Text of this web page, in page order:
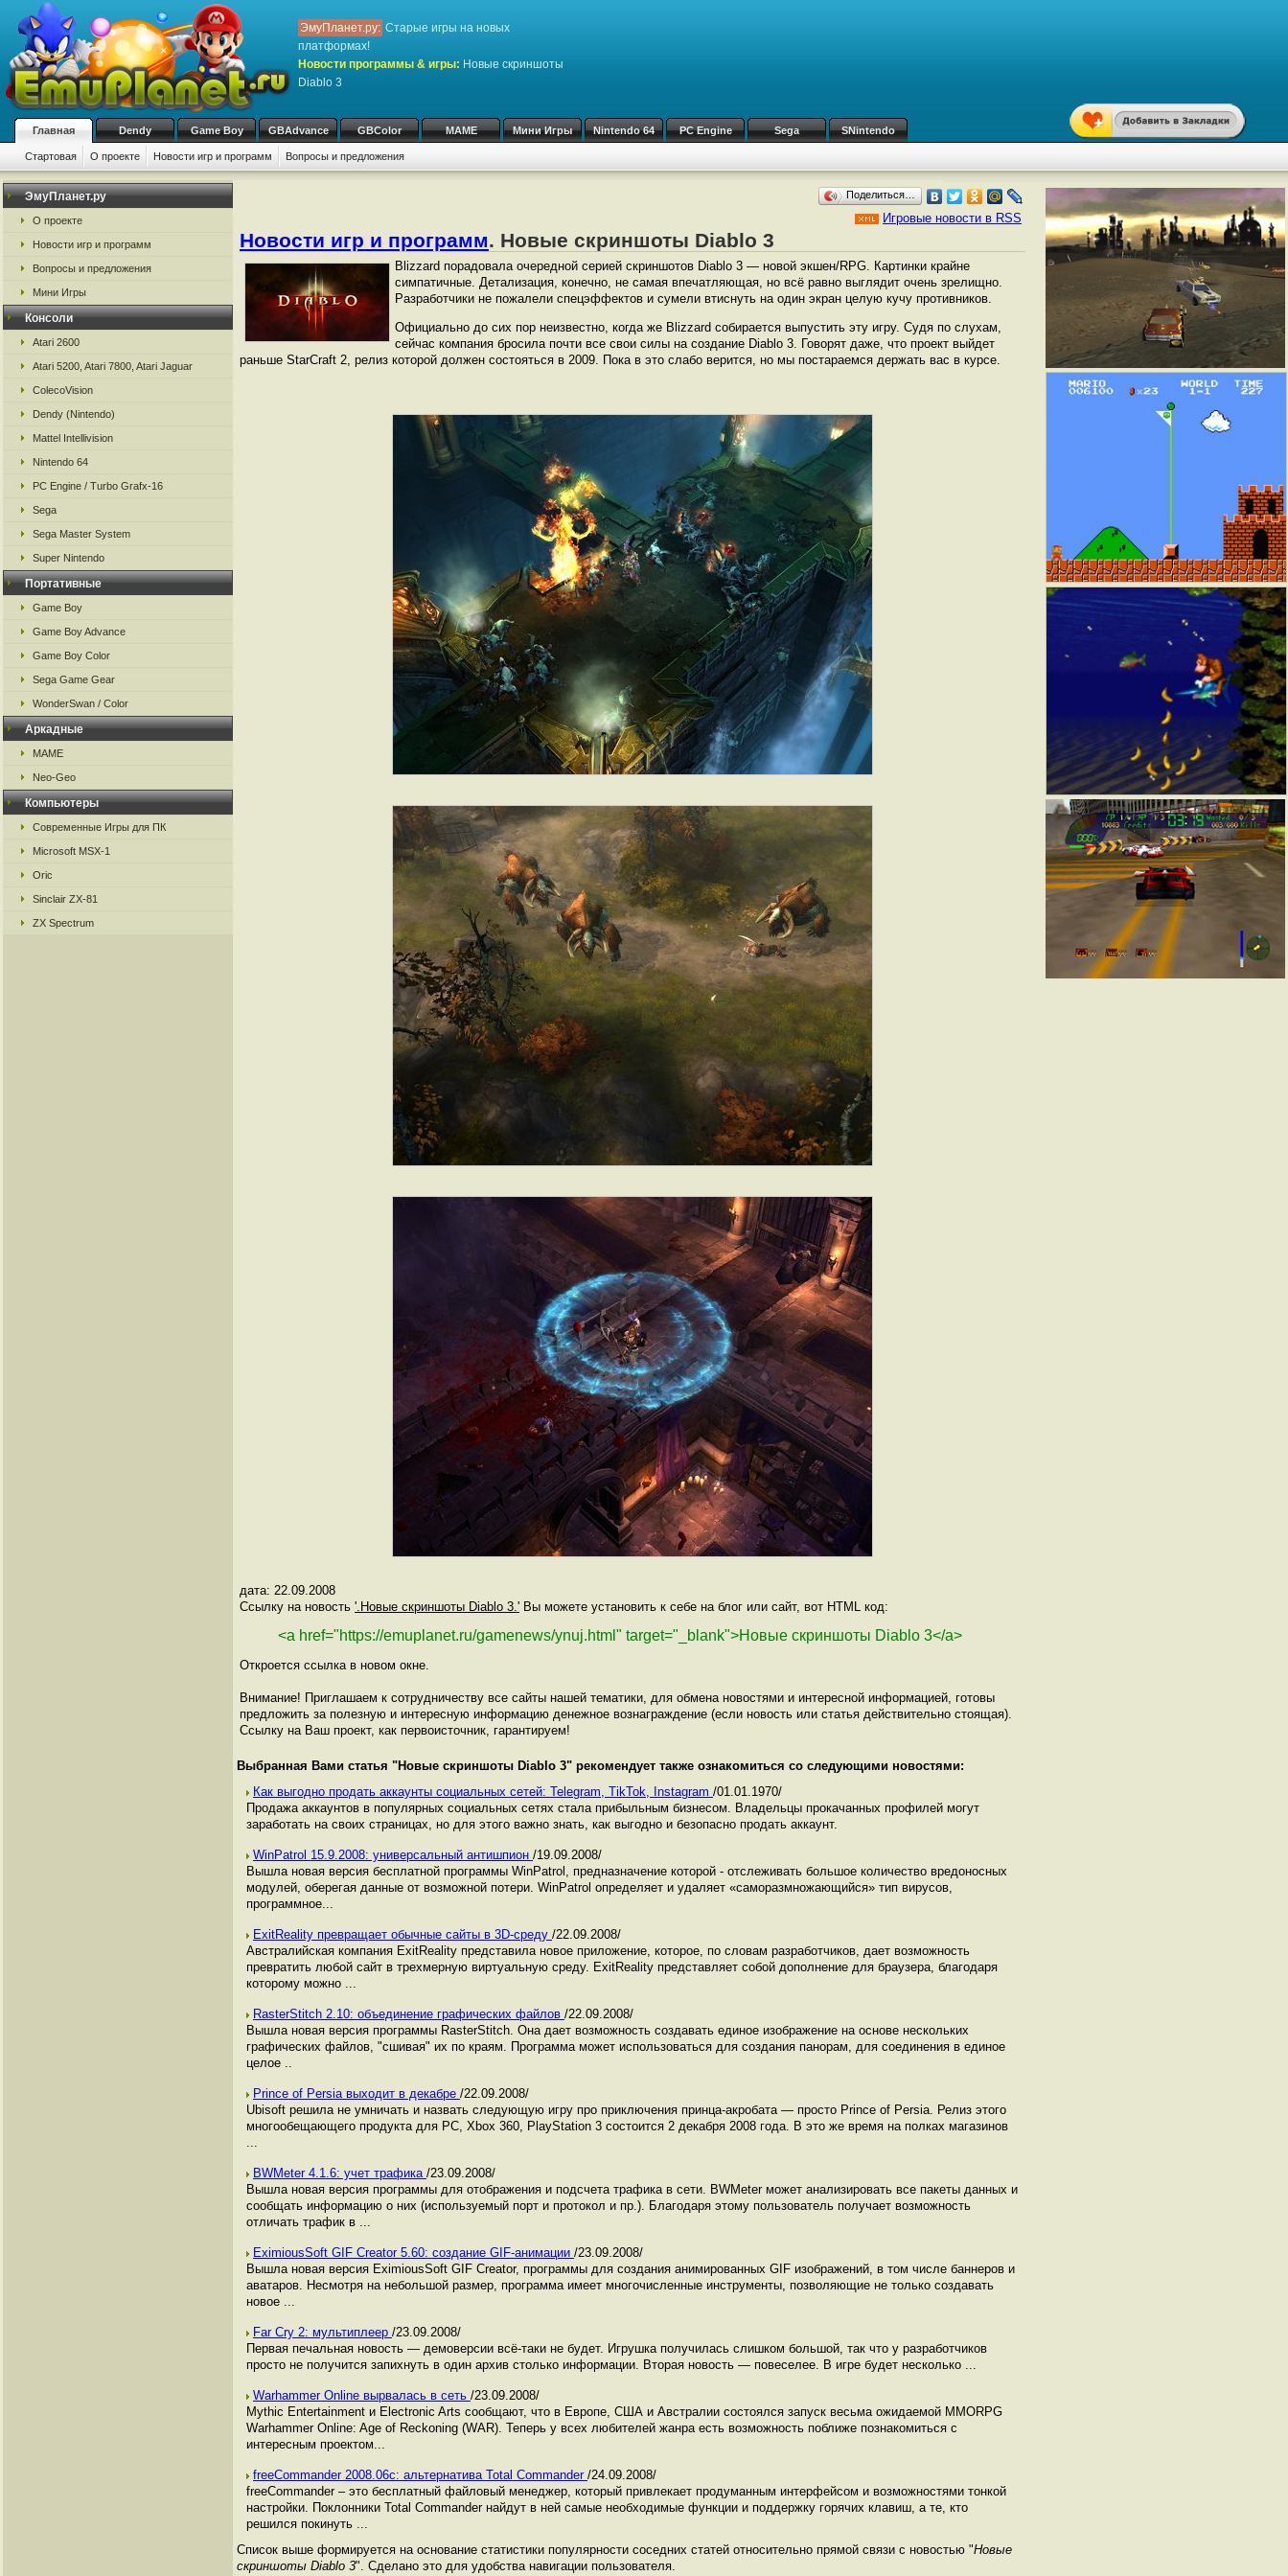
ЭмуПланет.ру: Старые игры на новых
платформах!
Новости программы & игры: Новые скриншоты
Diablo 3
Главная Dendy Game Boy GBAdvance GBColor MAME Мини Игры Nintendo 64 PC Engine Sega SNintendo
Стартовая О проекте Новости игр и программ Вопросы и предложения
ЭмуПланет.ру
О проекте
Новости игр и программ
Вопросы и предложения
Мини Игры
Консоли
Atari 2600
Atari 5200, Atari 7800, Atari Jaguar
ColecoVision
Dendy (Nintendo)
Mattel Intellivision
Nintendo 64
PC Engine / Turbo Grafx-16
Sega
Sega Master System
Super Nintendo
Портативные
Game Boy
Game Boy Advance
Game Boy Color
Sega Game Gear
WonderSwan / Color
Аркадные
MAME
Neo-Geo
Компьютеры
Современные Игры для ПК
Microsoft MSX-1
Oric
Sinclair ZX-81
ZX Spectrum
Поделиться…
Игровые новости в RSS
Новости игр и программ. Новые скриншоты Diablo 3
Blizzard порадовала очередной серией скриншотов Diablo 3 — новой экшен/RPG. Картинки крайне
симпатичные. Детализация, конечно, не самая впечатляющая, но всё равно выглядит очень зрелищно.
Разработчики не пожалели спецэффектов и сумели втиснуть на один экран целую кучу противников.
Официально до сих пор неизвестно, когда же Blizzard собирается выпустить эту игру. Судя по слухам,
сейчас компания бросила почти все свои силы на создание Diablo 3. Говорят даже, что проект выйдет
раньше StarCraft 2, релиз которой должен состояться в 2009. Пока в это слабо верится, но мы постараемся держать вас в курсе.
дата: 22.09.2008
Ссылку на новость '.Новые скриншоты Diablo 3.' Вы можете установить к себе на блог или сайт, вот HTML код:
<a href="https://emuplanet.ru/gamenews/ynuj.html" target="_blank">Новые скриншоты Diablo 3</a>
Откроется ссылка в новом окне.
Внимание! Приглашаем к сотрудничеству все сайты нашей тематики, для обмена новостями и интересной информацией, готовы
предложить за полезную и интересную информацию денежное вознаграждение (если новость или статья действительно стоящая).
Ссылку на Ваш проект, как первоисточник, гарантируем!
Выбранная Вами статья "Новые скриншоты Diablo 3" рекомендует также ознакомиться со следующими новостями:
Как выгодно продать аккаунты социальных сетей: Telegram, TikTok, Instagram /01.01.1970/
Продажа аккаунтов в популярных социальных сетях стала прибыльным бизнесом. Владельцы прокачанных профилей могут
заработать на своих страницах, но для этого важно знать, как выгодно и безопасно продать аккаунт.
WinPatrol 15.9.2008: универсальный антишпион /19.09.2008/
Вышла новая версия бесплатной программы WinPatrol, предназначение которой - отслеживать большое количество вредоносных
модулей, оберегая данные от возможной потери. WinPatrol определяет и удаляет «саморазмножающийся» тип вирусов,
программное...
ExitReality превращает обычные сайты в 3D-среду /22.09.2008/
Австралийская компания ExitReality представила новое приложение, которое, по словам разработчиков, дает возможность
превратить любой сайт в трехмерную виртуальную среду. ExitReality представляет собой дополнение для браузера, благодаря
которому можно ...
RasterStitch 2.10: объединение графических файлов /22.09.2008/
Вышла новая версия программы RasterStitch. Она дает возможность создавать единое изображение на основе нескольких
графических файлов, "сшивая" их по краям. Программа может использоваться для создания панорам, для соединения в единое
целое ..
Prince of Persia выходит в декабре /22.09.2008/
Ubisoft решила не умничать и назвать следующую игру про приключения принца-акробата — просто Prince of Persia. Релиз этого
многообещающего продукта для РС, Xbox 360, PlayStation 3 состоится 2 декабря 2008 года. В это же время на полках магазинов
...
BWMeter 4.1.6: учет трафика /23.09.2008/
Вышла новая версия программы для отображения и подсчета трафика в сети. BWMeter может анализировать все пакеты данных и
сообщать информацию о них (используемый порт и протокол и пр.). Благодаря этому пользователь получает возможность
отличать трафик в ...
EximiousSoft GIF Creator 5.60: создание GIF-анимации /23.09.2008/
Вышла новая версия EximiousSoft GIF Creator, программы для создания анимированных GIF изображений, в том числе баннеров и
аватаров. Несмотря на небольшой размер, программа имеет многочисленные инструменты, позволяющие не только создавать
новое ...
Far Cry 2: мультиплеер /23.09.2008/
Первая печальная новость — демоверсии всё-таки не будет. Игрушка получилась слишком большой, так что у разработчиков
просто не получится запихнуть в один архив столько информации. Вторая новость — повеселее. В игре будет несколько ...
Warhammer Online вырвалась в сеть /23.09.2008/
Mythic Entertainment и Electronic Arts сообщают, что в Европе, США и Австралии состоялся запуск весьма ожидаемой MMORPG
Warhammer Online: Age of Reckoning (WAR). Теперь у всех любителей жанра есть возможность поближе познакомиться с
интересным проектом...
freeCommander 2008.06c: альтернатива Total Commander /24.09.2008/
freeCommander – это бесплатный файловый менеджер, который привлекает продуманным интерфейсом и возможностями тонкой
настройки. Поклонники Total Commander найдут в ней самые необходимые функции и поддержку горячих клавиш, а те, кто
решился покинуть ...
Список выше формируется на основание статистики популярности соседних статей относительно прямой связи с новостью "Новые
скриншоты Diablo 3". Сделано это для удобства навигации пользователя.